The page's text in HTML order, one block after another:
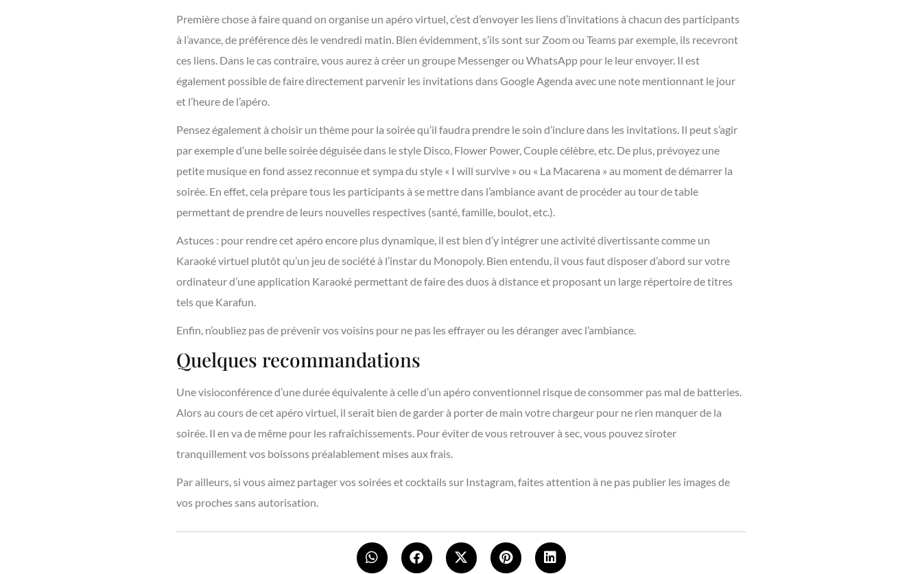
Première chose à faire quand on organise un apéro virtuel, c’est d’envoyer les liens d’invitations à chacun des participants
à l’avance, de préférence dès le vendredi matin. Bien évidemment, s’ils sont sur Zoom ou Teams par exemple, ils recevront
ces liens. Dans le cas contraire, vous aurez à créer un groupe Messenger ou WhatsApp pour le leur envoyer. Il est
également possible de faire directement parvenir les invitations dans Google Agenda avec une note mentionnant le jour
et l’heure de l’apéro.
Pensez également à choisir un thème pour la soirée qu’il faudra prendre le soin d’inclure dans les invitations. Il peut s’agir
par exemple d’une belle soirée déguisée dans le style Disco, Flower Power, Couple célèbre, etc. De plus, prévoyez une
petite musique en fond assez reconnue et sympa du style « I will survive » ou « La Macarena » au moment de démarrer la
soirée. En effet, cela prépare tous les participants à se mettre dans l’ambiance avant de procéder au tour de table
permettant de prendre de leurs nouvelles respectives (santé, famille, boulot, etc.).
Astuces : pour rendre cet apéro encore plus dynamique, il est bien d’y intégrer une activité divertissante comme un
Karaoké virtuel plutôt qu’un jeu de société à l’instar du Monopoly. Bien entendu, il vous faut disposer d’abord sur votre
ordinateur d’une application Karaoké permettant de faire des duos à distance et proposant un large répertoire de titres
tels que Karafun.
Enfin, n’oubliez pas de prévenir vos voisins pour ne pas les effrayer ou les déranger avec l’ambiance.
Quelques recommandations
Une visioconférence d’une durée équivalente à celle d’un apéro conventionnel risque de consommer pas mal de batteries.
Alors au cours de cet apéro virtuel, il serait bien de garder à porter de main votre chargeur pour ne rien manquer de la
soirée. Il en va de même pour les rafraîchissements. Pour éviter de vous retrouver à sec, vous pouvez siroter
tranquillement vos boissons préalablement mises aux frais.
Par ailleurs, si vous aimez partager vos soirées et cocktails sur Instagram, faites attention à ne pas publier les images de
vos proches sans autorisation.